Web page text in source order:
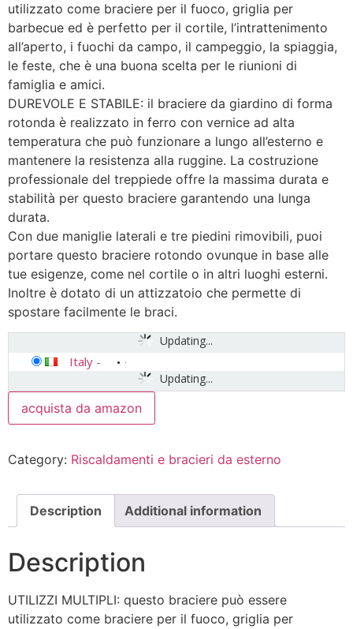
utilizzato come braciere per il fuoco, griglia per
barbecue ed è perfetto per il cortile, l’intrattenimento
all’aperto, i fuochi da campo, il campeggio, la spiaggia,
le feste, che è una buona scelta per le riunioni di
famiglia e amici.
DUREVOLE E STABILE: il braciere da giardino di forma
rotonda è realizzato in ferro con vernice ad alta
temperatura che può funzionare a lungo all’esterno e
mantenere la resistenza alla ruggine. La costruzione
professionale del treppiede offre la massima durata e
stabilità per questo braciere garantendo una lunga
durata.
Con due maniglie laterali e tre piedini rimovibili, puoi
portare questo braciere rotondo ovunque in base alle
tue esigenze, come nel cortile o in altri luoghi esterni.
Inoltre è dotato di un attizzatoio che permette di
spostare facilmente le braci.
Updating...
Updating...
Italy -
acquista da amazon
Category: Riscaldamenti e bracieri da esterno
Description Additional information
Description
UTILIZZI MULTIPLI: questo braciere può essere
utilizzato come braciere per il fuoco, griglia per